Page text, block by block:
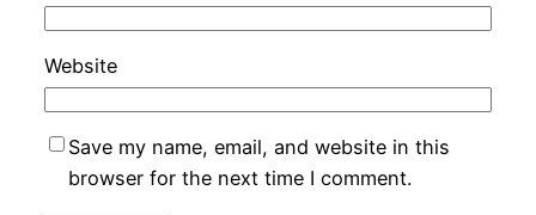
Website
Save my name, email, and website in this
browser for the next time I comment.